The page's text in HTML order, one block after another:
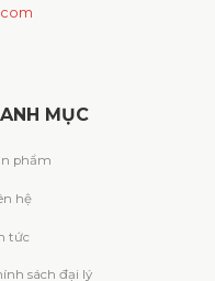
MỤC
phẩm
hệ
tức
sách đại lý